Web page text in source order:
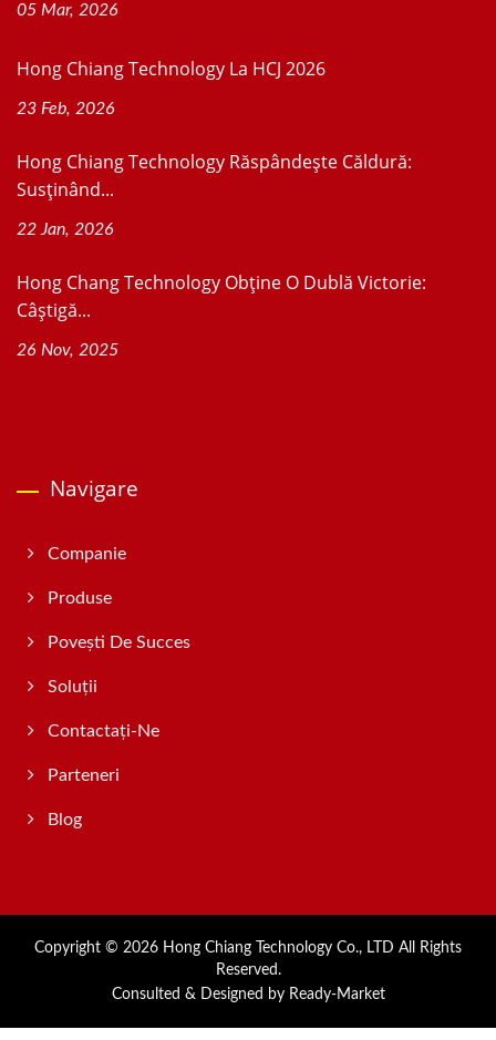
05 Mar, 2026
Hong Chiang Technology La HCJ 2026
23 Feb, 2026
Hong Chiang Technology Răspândește Căldură:
Susținând...
22 Jan, 2026
Hong Chang Technology Obține O Dublă Victorie:
Câștigă...
26 Nov, 2025
Navigare
Companie
Produse
Povești De Succes
Soluții
Contactați-Ne
Parteneri
Blog
Copyright © 2026 Hong Chiang Technology Co., LTD All Rights
Reserved.
Consulted & Designed by Ready-Market